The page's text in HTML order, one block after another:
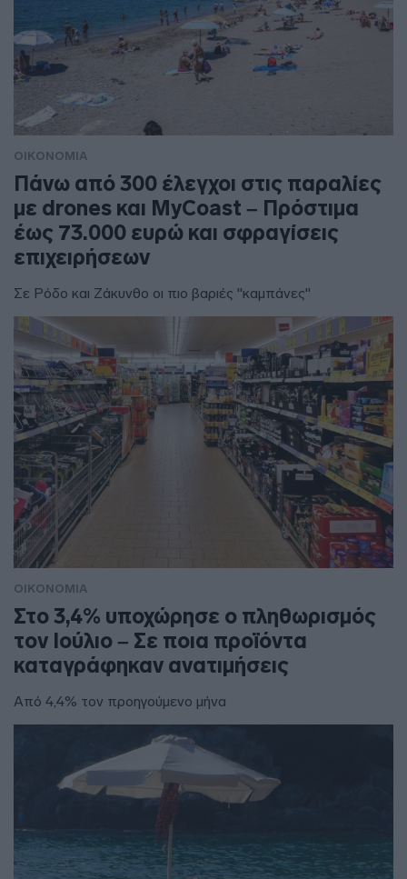
ΟΙΚΟΝΟΜΙΑ
Πάνω από 300 έλεγχοι στις παραλίες
με drones και MyCoast – Πρόστιμα
έως 73.000 ευρώ και σφραγίσεις
επιχειρήσεων
Σε Ρόδο και Ζάκυνθο οι πιο βαριές "καμπάνες"
ΟΙΚΟΝΟΜΙΑ
Στο 3,4% υποχώρησε ο πληθωρισμός
τον Ιούλιο – Σε ποια προϊόντα
καταγράφηκαν ανατιμήσεις
Από 4,4% τον προηγούμενο μήνα